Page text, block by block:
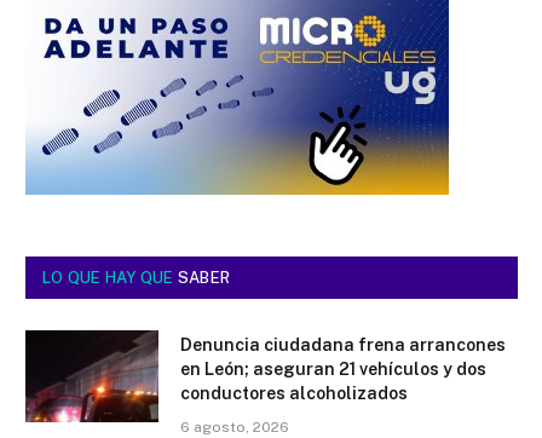
LO QUE HAY QUE SABER
Denuncia ciudadana frena arrancones
en León; aseguran 21 vehículos y dos
conductores alcoholizados
6 agosto, 2026